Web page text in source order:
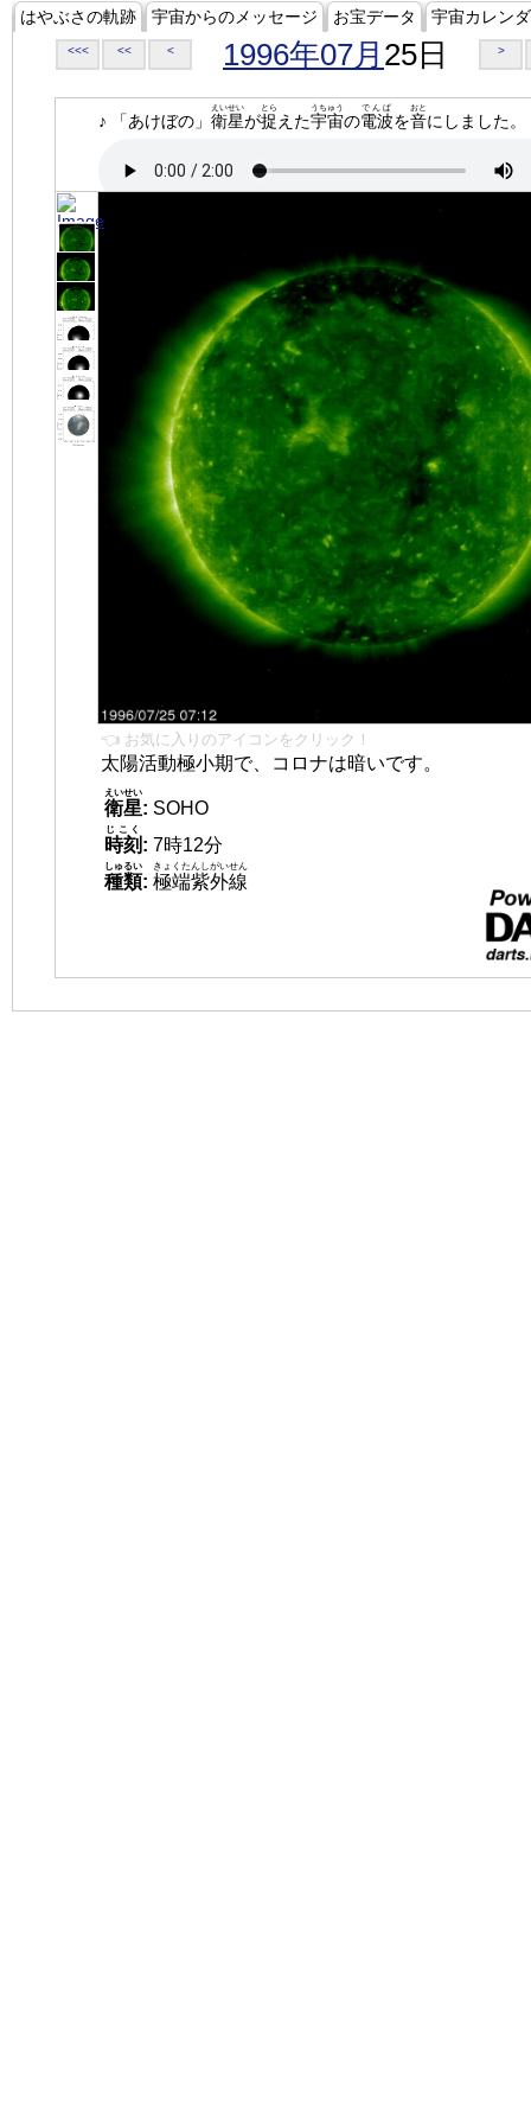
はやぶさの軌跡 宇宙からのメッセージ お宝データ 宇宙カレン
<<< << < 1996年07月 25日 >
♪ 「あけぼの」 衛星
えいせい
が捉
とら
えた宇宙
うちゅう
の電波
でんぱ
を音
おと
にしました。
👈 お気に入りのアイコンをクリック！
太陽活動極小期で、コロナは暗いです。
衛星
えいせい
: SOHO
時刻
じこく
: 7時12分
種類
しゅるい
: 極端紫外線
きょくたんしがいせん